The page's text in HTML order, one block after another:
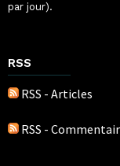
par jour).
RSS
RSS - Articles
RSS -